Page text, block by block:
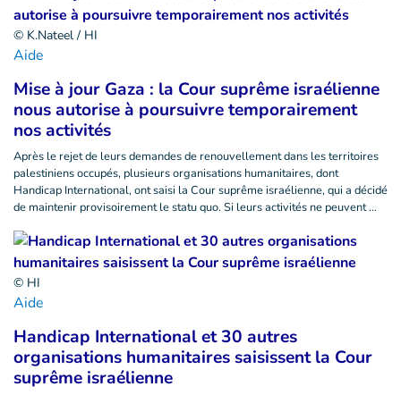
© K.Nateel / HI
Aide
Mise à jour Gaza : la Cour suprême israélienne
nous autorise à poursuivre temporairement
nos activités
Après le rejet de leurs demandes de renouvellement dans les territoires
palestiniens occupés, plusieurs organisations humanitaires, dont
Handicap International, ont saisi la Cour suprême israélienne, qui a décidé
de maintenir provisoirement le statu quo. Si leurs activités ne peuvent …
© HI
Aide
Handicap International et 30 autres
organisations humanitaires saisissent la Cour
suprême israélienne